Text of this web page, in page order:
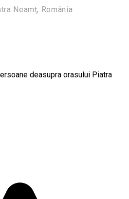
Neamț, România
deasupra orasului Piatra